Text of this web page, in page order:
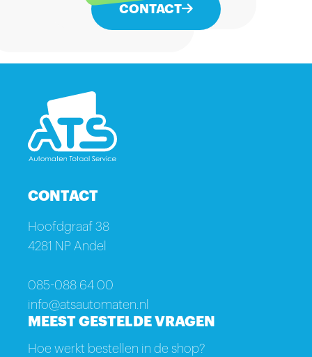
CONTACT
CONTACT
Hoofdgraaf 38
4281 NP Andel
085-088 64 00
info@atsautomaten.nl
MEEST GESTELDE VRAGEN
Hoe werkt bestellen in de shop?